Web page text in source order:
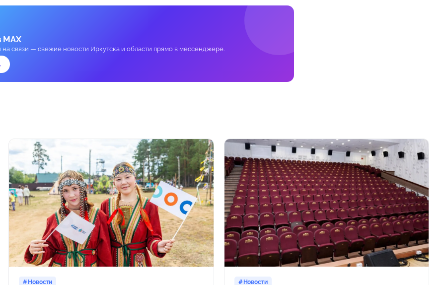
MAX
на связи — свежие новости Иркутска и области прямо в мессенджере.
Новости Новости